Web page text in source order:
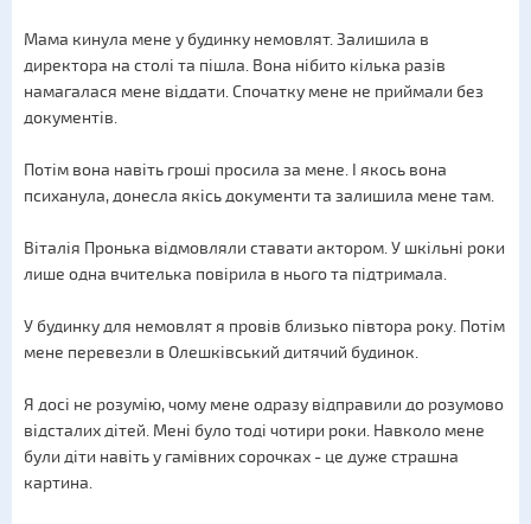
Мама кинула мене у будинку немовлят. Залишила в
директора на столі та пішла. Вона нібито кілька разів
намагалася мене віддати. Спочатку мене не приймали без
документів.
Потім вона навіть гроші просила за мене. І якось вона
психанула, донесла якісь документи та залишила мене там.
Віталія Пронька відмовляли ставати актором. У шкільні роки
лише одна вчителька повірила в нього та підтримала.
У будинку для немовлят я провів близько півтора року. Потім
мене перевезли в Олешківський дитячий будинок.
Я досі не розумію, чому мене одразу відправили до розумово
відсталих дітей. Мені було тоді чотири роки. Навколо мене
були діти навіть у гамівних сорочках - це дуже страшна
картина.